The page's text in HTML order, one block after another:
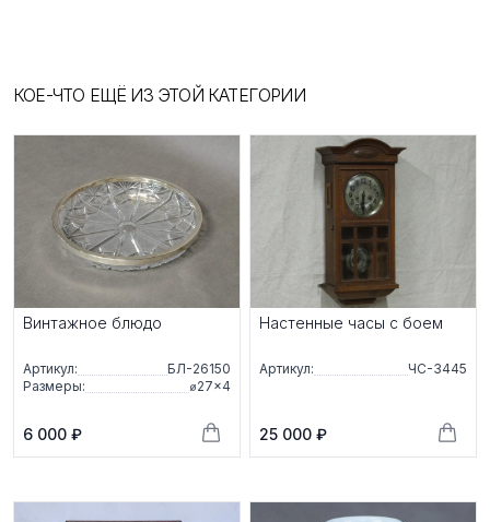
КОЕ-ЧТО ЕЩЁ ИЗ ЭТОЙ КАТЕГОРИИ
Винтажное блюдо
Артикул:
БЛ-26150
Размеры:
⌀27×4
6 000 ₽
Настенные часы с боем
Артикул: ЧС-3445
25 000 ₽